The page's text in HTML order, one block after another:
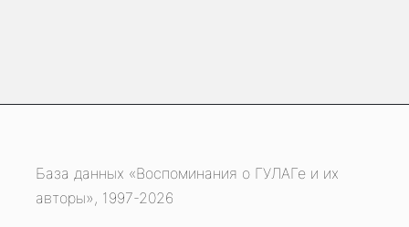
База данных «Воспоминания о ГУЛАГе и их
авторы», 1997-2026